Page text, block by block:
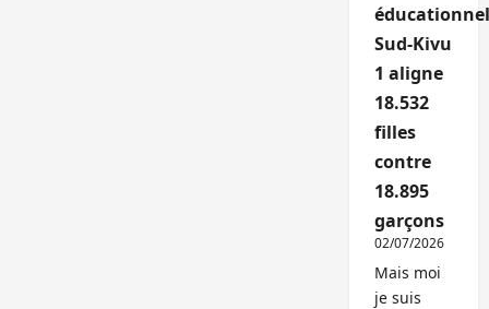
Sud-Kivu
1 aligne
18.532
filles
contre
18.895
garçons
02/07/2026
Mais moi
je suis